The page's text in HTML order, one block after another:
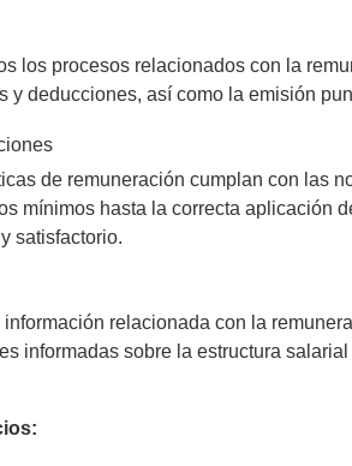
los procesos relacionados con la
y deducciones, así como la emisión
de remuneración cumplan con las
mínimos hasta la correcta aplicación
satisfactorio.
relacionada con la
informadas sobre la estructura